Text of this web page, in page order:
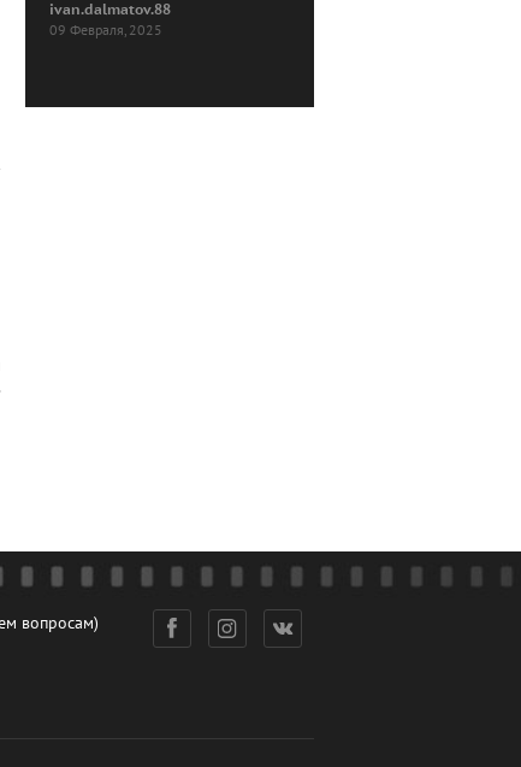
ivan.dalmatov.88
09 Февраля, 2025
вопросам)